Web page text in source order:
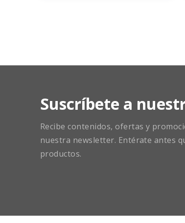
Suscríbete a
Recibe contenidos, ofertas y
nuestra newsletter. Entérate antes
productos.